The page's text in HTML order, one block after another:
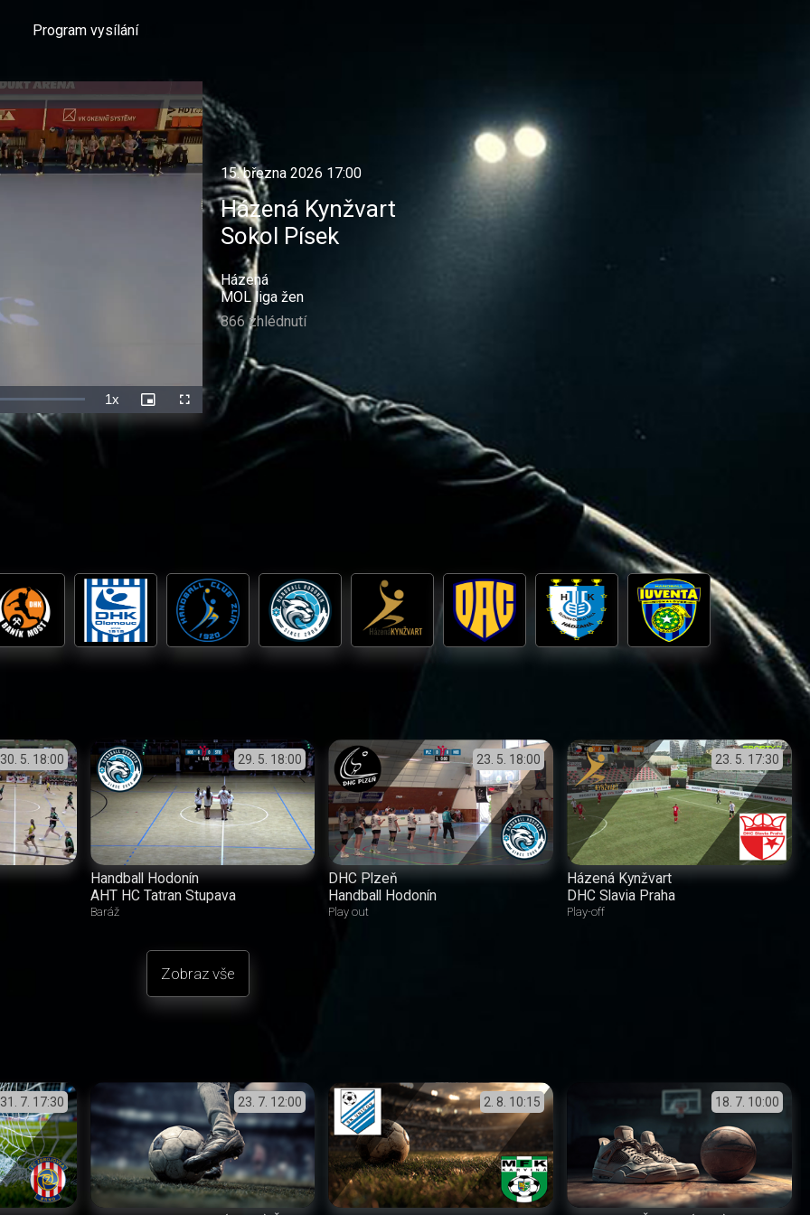
Program vysílání
1xRychlost
přehrávání
Picture-
in-
Celá
obrazovka
15. března 2026 17:00
Házená Kynžvart
Sokol Písek
Házená
MOL liga žen
866 zhlédnutí
30. 5. 18:00 29. 5. 18:00
Handball Hodonín
AHT HC Tatran Stupava
Baráž
23. 5. 18:00
DHC Plzeň
Handball Hodonín
Play out
23. 5. 17:30
Házená Kynžvart
DHC Slavia Praha
Play-off
Zobraz vše
31. 7. 17:30 23. 7. 12:00 2. 8. 10:15 18. 7. 10:00